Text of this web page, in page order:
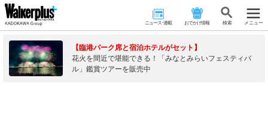
ニュース･連載 おでかけ情報 検 索 メニュー
【臨港パーク席と宿泊ホテルがセット】
花火を間近で堪能できる！「みなとみらいフェスティバ
ル」鑑賞ツアーを販売中